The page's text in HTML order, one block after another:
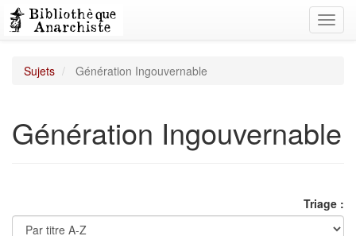
Sujets Génération Ingouvernable
Génération Ingouvernable
Triage :